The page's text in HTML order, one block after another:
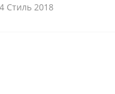
Стиль 2018